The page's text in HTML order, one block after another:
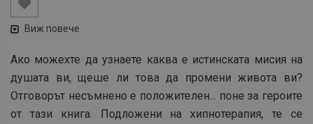
Виж повече
Ако можехте да узнаете каква е истинската мисия на
душата ви, щеше ли това да промени живота ви?
Отговорът несъмнено е положителен... поне за героите
от тази книга. Подложени на хипнотерапия, те се